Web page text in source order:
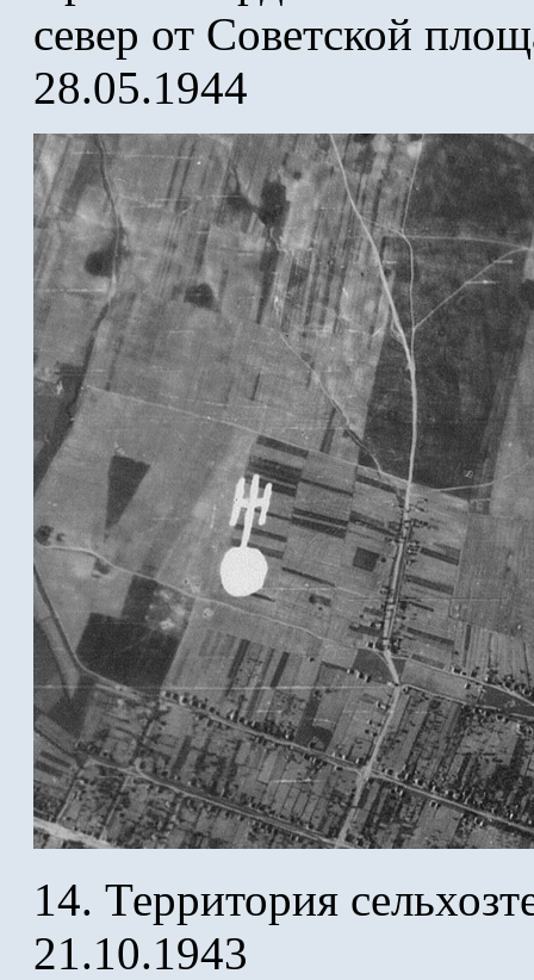
север от Советской
28.05.1944
14. Территория
21.10.1943